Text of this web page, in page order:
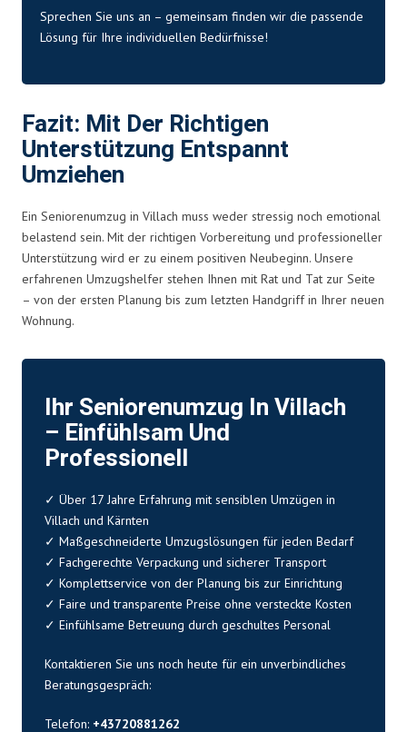
Sprechen Sie uns an – gemeinsam finden wir die passende
Lösung für Ihre individuellen Bedürfnisse!
Fazit: Mit Der Richtigen
Unterstützung Entspannt
Umziehen
Ein Seniorenumzug in Villach muss weder stressig noch emotional
belastend sein. Mit der richtigen Vorbereitung und professioneller
Unterstützung wird er zu einem positiven Neubeginn. Unsere
erfahrenen Umzugshelfer stehen Ihnen mit Rat und Tat zur Seite
– von der ersten Planung bis zum letzten Handgriff in Ihrer neuen
Wohnung.
Ihr Seniorenumzug In Villach
– Einfühlsam Und
Professionell
✓ Über 17 Jahre Erfahrung mit sensiblen Umzügen in
Villach und Kärnten
✓ Maßgeschneiderte Umzugslösungen für jeden Bedarf
✓ Fachgerechte Verpackung und sicherer Transport
✓ Komplettservice von der Planung bis zur Einrichtung
✓ Faire und transparente Preise ohne versteckte Kosten
✓ Einfühlsame Betreuung durch geschultes Personal
Kontaktieren Sie uns noch heute für ein unverbindliches
Beratungsgespräch:
Telefon: +43720881262